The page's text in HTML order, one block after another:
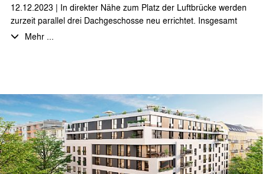
12.12.2023 | In direkter Nähe zum Platz der Luftbrücke werden
zurzeit parallel drei Dachgeschosse neu errichtet. Insgesamt
entstehen 6 Wohnungen mit fast 1.000 qm Wohnfläche. Die
ausgeführt.
Mehr ...